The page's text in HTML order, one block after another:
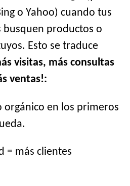
o Yahoo) cuando tus
busquen productos o
Esto se traduce
visitas, más consultas
ventas!:
orgánico en los primeros
= más clientes